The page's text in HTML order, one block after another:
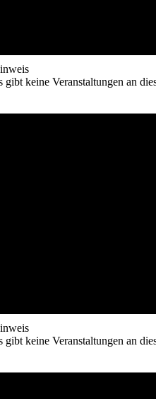
gibt keine Veranstaltungen an
gibt keine Veranstaltungen an